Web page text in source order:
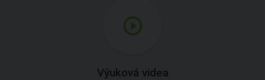
Výuková videa